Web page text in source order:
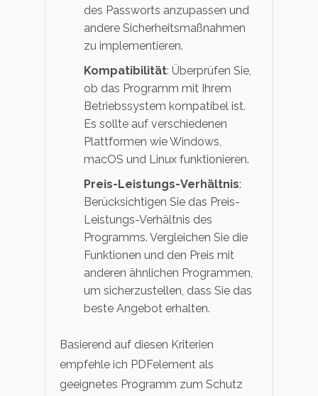
des Passworts anzupassen und
andere Sicherheitsmaßnahmen
zu implementieren.
Kompatibilität: Überprüfen Sie,
ob das Programm mit Ihrem
Betriebssystem kompatibel ist.
Es sollte auf verschiedenen
Plattformen wie Windows,
macOS und Linux funktionieren.
Preis-Leistungs-Verhältnis:
Berücksichtigen Sie das Preis-
Leistungs-Verhältnis des
Programms. Vergleichen Sie die
Funktionen und den Preis mit
anderen ähnlichen Programmen,
um sicherzustellen, dass Sie das
beste Angebot erhalten.
Basierend auf diesen Kriterien
empfehle ich PDFelement als
geeignetes Programm zum Schutz